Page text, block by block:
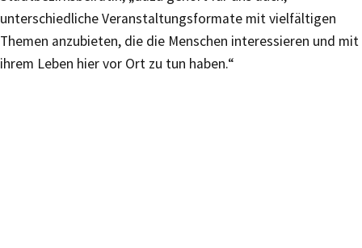
unterschiedliche Veranstaltungsformate mit vielfältigen
Themen anzubieten, die die Menschen interessieren und mit
ihrem Leben hier vor Ort zu tun haben.“